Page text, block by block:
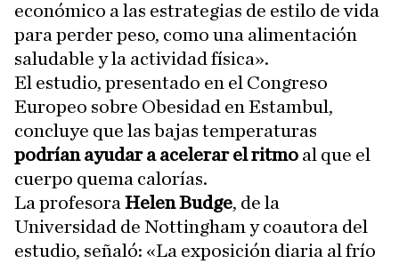
económico a las estrategias de estilo de vida
para perder peso, como una alimentación
saludable y la actividad física».
El estudio, presentado en el Congreso
Europeo sobre Obesidad en Estambul,
concluye que las bajas temperaturas
podrían ayudar a acelerar el ritmo al que el
cuerpo quema calorías.
La profesora Helen Budge, de la
Universidad de Nottingham y coautora del
estudio, señaló: «La exposición diaria al frío